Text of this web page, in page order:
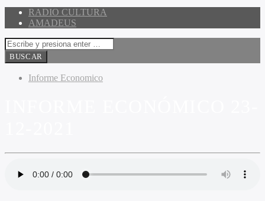
RADIO CULTURA
AMADEUS
Informe Economico